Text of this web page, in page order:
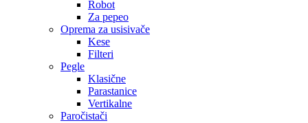
Robot
Za pepeo
Oprema za usisivače
Kese
Filteri
Pegle
Klasične
Parastanice
Vertikalne
Paročistači